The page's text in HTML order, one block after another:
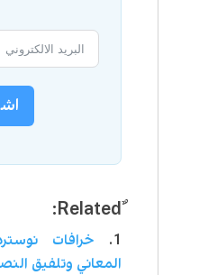
ٌRelated:
خرافات
المعاني وتلفيق